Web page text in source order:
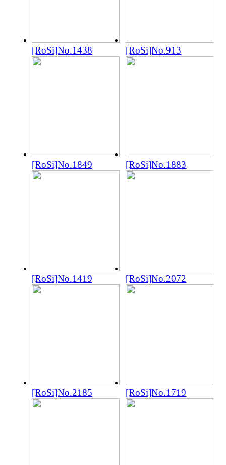
[RoSi]No.1438 [RoSi]No.913
[RoSi]No.1849 [RoSi]No.1883
[RoSi]No.1419 [RoSi]No.2072
[RoSi]No.2185 [RoSi]No.1719